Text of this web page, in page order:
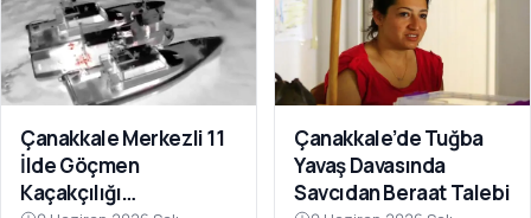
Çanakkale Merkezli 11
İlde Göçmen
Kaçakçılığı
Çanakkale’de Tuğba
Yavaş Davasında
Savcıdan Beraat Talebi